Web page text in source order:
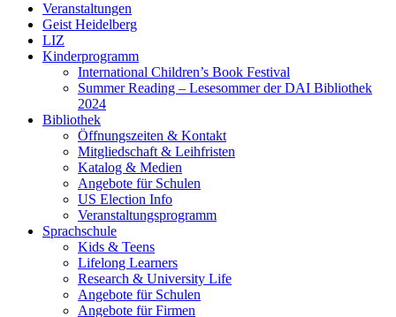
Veranstaltungen
Geist Heidelberg
LIZ
Kinderprogramm
International Children’s Book Festival
Summer Reading – Lesesommer der DAI Bibliothek
2024
Bibliothek
Öffnungszeiten & Kontakt
Mitgliedschaft & Leihfristen
Katalog & Medien
Angebote für Schulen
US Election Info
Veranstaltungsprogramm
Sprachschule
Kids & Teens
Lifelong Learners
Research & University Life
Angebote für Schulen
Angebote für Firmen